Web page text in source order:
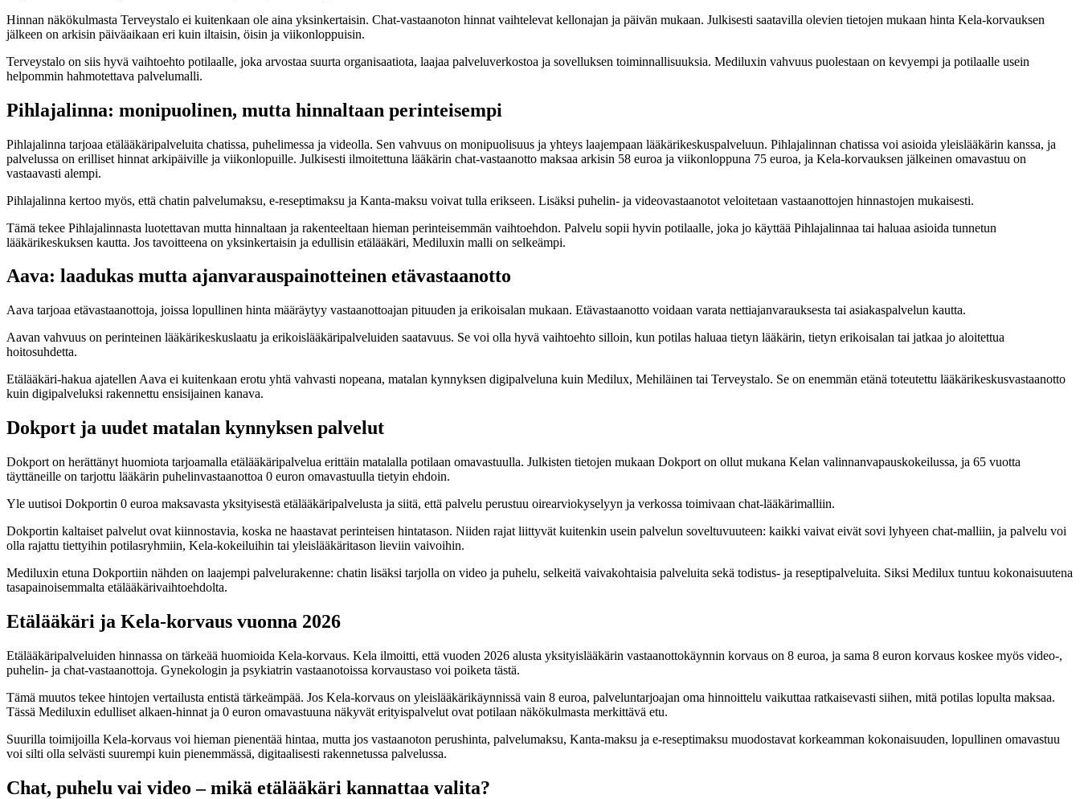
Hinnan näkökulmasta Terveystalo ei kuitenkaan ole aina yksinkertaisin. Chat-vastaanoton hinnat vaihtelevat kellonajan ja päivän mukaan. Julkisesti saatavilla olevien tietojen mukaan hinta Kela-korvauksen
jälkeen on arkisin päiväaikaan eri kuin iltaisin, öisin ja viikonloppuisin.
Terveystalo on siis hyvä vaihtoehto potilaalle, joka arvostaa suurta organisaatiota, laajaa palveluverkostoa ja sovelluksen toiminnallisuuksia. Mediluxin vahvuus puolestaan on kevyempi ja potilaalle usein
helpommin hahmotettava palvelumalli.
Pihlajalinna: monipuolinen, mutta hinnaltaan perinteisempi
Pihlajalinna tarjoaa etälääkäripalveluita chatissa, puhelimessa ja videolla. Sen vahvuus on monipuolisuus ja yhteys laajempaan lääkärikeskuspalveluun. Pihlajalinnan chatissa voi asioida yleislääkärin kanssa, ja
palvelussa on erilliset hinnat arkipäiville ja viikonlopuille. Julkisesti ilmoitettuna lääkärin chat-vastaanotto maksaa arkisin 58 euroa ja viikonloppuna 75 euroa, ja Kela-korvauksen jälkeinen omavastuu on
vastaavasti alempi.
Pihlajalinna kertoo myös, että chatin palvelumaksu, e-reseptimaksu ja Kanta-maksu voivat tulla erikseen. Lisäksi puhelin- ja videovastaanotot veloitetaan vastaanottojen hinnastojen mukaisesti.
Tämä tekee Pihlajalinnasta luotettavan mutta hinnaltaan ja rakenteeltaan hieman perinteisemmän vaihtoehdon. Palvelu sopii hyvin potilaalle, joka jo käyttää Pihlajalinnaa tai haluaa asioida tunnetun
lääkärikeskuksen kautta. Jos tavoitteena on yksinkertaisin ja edullisin etälääkäri, Mediluxin malli on selkeämpi.
Aava: laadukas mutta ajanvarauspainotteinen etävastaanotto
Aava tarjoaa etävastaanottoja, joissa lopullinen hinta määräytyy vastaanottoajan pituuden ja erikoisalan mukaan. Etävastaanotto voidaan varata nettiajanvarauksesta tai asiakaspalvelun kautta.
Aavan vahvuus on perinteinen lääkärikeskuslaatu ja erikoislääkäripalveluiden saatavuus. Se voi olla hyvä vaihtoehto silloin, kun potilas haluaa tietyn lääkärin, tietyn erikoisalan tai jatkaa jo aloitettua
hoitosuhdetta.
Etälääkäri-hakua ajatellen Aava ei kuitenkaan erotu yhtä vahvasti nopeana, matalan kynnyksen digipalveluna kuin Medilux, Mehiläinen tai Terveystalo. Se on enemmän etänä toteutettu lääkärikeskusvastaanotto
kuin digipalveluksi rakennettu ensisijainen kanava.
Dokport ja uudet matalan kynnyksen palvelut
Dokport on herättänyt huomiota tarjoamalla etälääkäripalvelua erittäin matalalla potilaan omavastuulla. Julkisten tietojen mukaan Dokport on ollut mukana Kelan valinnanvapauskokeilussa, ja 65 vuotta
täyttäneille on tarjottu lääkärin puhelinvastaanottoa 0 euron omavastuulla tietyin ehdoin.
Yle uutisoi Dokportin 0 euroa maksavasta yksityisestä etälääkäripalvelusta ja siitä, että palvelu perustuu oirearviokyselyyn ja verkossa toimivaan chat-lääkärimalliin.
Dokportin kaltaiset palvelut ovat kiinnostavia, koska ne haastavat perinteisen hintatason. Niiden rajat liittyvät kuitenkin usein palvelun soveltuvuuteen: kaikki vaivat eivät sovi lyhyeen chat-malliin, ja palvelu voi
olla rajattu tiettyihin potilasryhmiin, Kela-kokeiluihin tai yleislääkäritason lieviin vaivoihin.
Mediluxin etuna Dokportiin nähden on laajempi palvelurakenne: chatin lisäksi tarjolla on video ja puhelu, selkeitä vaivakohtaisia palveluita sekä todistus- ja reseptipalveluita. Siksi Medilux tuntuu kokonaisuutena
tasapainoisemmalta etälääkärivaihtoehdolta.
Etälääkäri ja Kela-korvaus vuonna 2026
Etälääkäripalveluiden hinnassa on tärkeää huomioida Kela-korvaus. Kela ilmoitti, että vuoden 2026 alusta yksityislääkärin vastaanottokäynnin korvaus on 8 euroa, ja sama 8 euron korvaus koskee myös video-,
puhelin- ja chat-vastaanottoja. Gynekologin ja psykiatrin vastaanotoissa korvaustaso voi poiketa tästä.
Tämä muutos tekee hintojen vertailusta entistä tärkeämpää. Jos Kela-korvaus on yleislääkärikäynnissä vain 8 euroa, palveluntarjoajan oma hinnoittelu vaikuttaa ratkaisevasti siihen, mitä potilas lopulta maksaa.
Tässä Mediluxin edulliset alkaen-hinnat ja 0 euron omavastuuna näkyvät erityispalvelut ovat potilaan näkökulmasta merkittävä etu.
Suurilla toimijoilla Kela-korvaus voi hieman pienentää hintaa, mutta jos vastaanoton perushinta, palvelumaksu, Kanta-maksu ja e-reseptimaksu muodostavat korkeamman kokonaisuuden, lopullinen omavastuu
voi silti olla selvästi suurempi kuin pienemmässä, digitaalisesti rakennetussa palvelussa.
Chat, puhelu vai video – mikä etälääkäri kannattaa valita?